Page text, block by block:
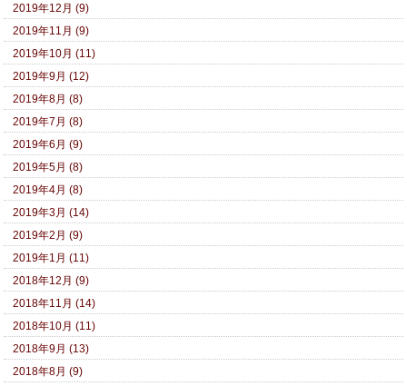
2019年12月 (9)
2019年11月 (9)
2019年10月 (11)
2019年9月 (12)
2019年8月 (8)
2019年7月 (8)
2019年6月 (9)
2019年5月 (8)
2019年4月 (8)
2019年3月 (14)
2019年2月 (9)
2019年1月 (11)
2018年12月 (9)
2018年11月 (14)
2018年10月 (11)
2018年9月 (13)
2018年8月 (9)